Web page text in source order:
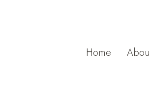
Home